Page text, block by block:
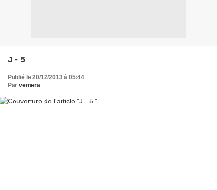
J - 5
Publié le 20/12/2013 à 05:44
Par vemera